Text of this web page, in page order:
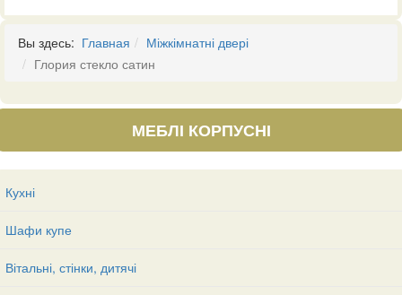
Вы здесь: Главная
Міжкімнатні двері
Глория стекло сатин
МЕБЛІ КОРПУСНІ
Кухні
Шафи купе
Вітальні, стінки, дитячі